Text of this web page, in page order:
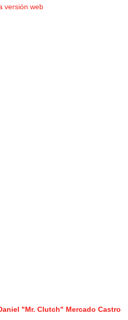
versión web
"Mr. Clutch" Mercado Castro